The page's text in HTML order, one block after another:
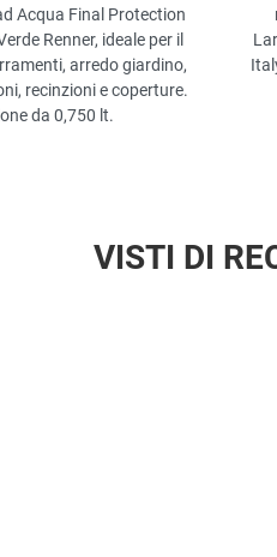
Acqua Final Protection
Renner, ideale per il
arredo giardino,
recinzioni e coperture.
da 0,750 lt.
VISTI DI